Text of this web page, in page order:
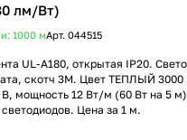
лм/Вт)
1000 мАрт. 044515
UL-A180, открытая IP20.
скотч 3M. Цвет ТЕПЛЫЙ 3000
В, мощность 12 Вт/м (60 Вт на 5
Цена за 1 м.